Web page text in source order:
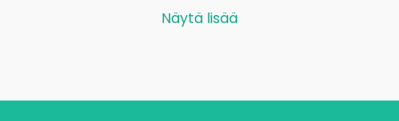
Näytä lisää